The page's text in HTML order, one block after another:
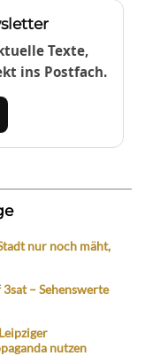
Texte,
ins Postfach.
nur noch mäht,
– Sehenswerte
nutzen